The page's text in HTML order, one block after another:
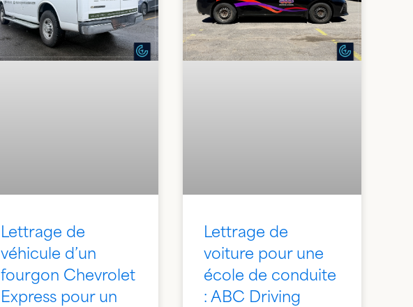
Lettrage de
véhicule d’un
fourgon Chevrolet
Express pour un
Lettrage de
voiture pour une
école de conduite
: ABC Driving